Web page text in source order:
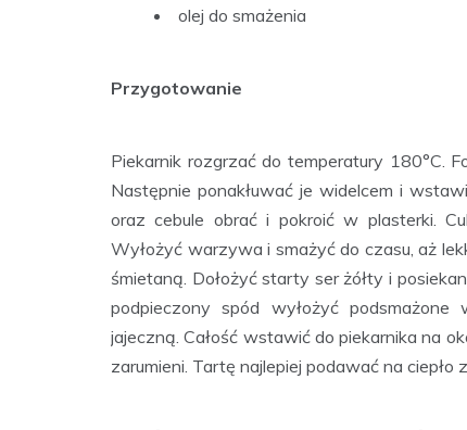
olej do smażenia
Przygotowanie
Piekarnik rozgrzać do temperatury 180°C.
Następnie ponakłuwać je widelcem i
oraz cebule obrać i pokroić w plasterki.
Wyłożyć warzywa i smażyć do czasu, aż
śmietaną. Dołożyć starty ser żółty i
podpieczony spód wyłożyć podsmażone
jajeczną. Całość wstawić do piekarnika na
zarumieni. Tartę najlepiej podawać na ciepło